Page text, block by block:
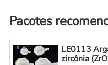
Pacotes
LE0113
zircônia